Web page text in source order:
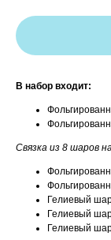
В набор входит:
Связка из 8 шаров
Гелиевый
Гелиевый
Гелиевый